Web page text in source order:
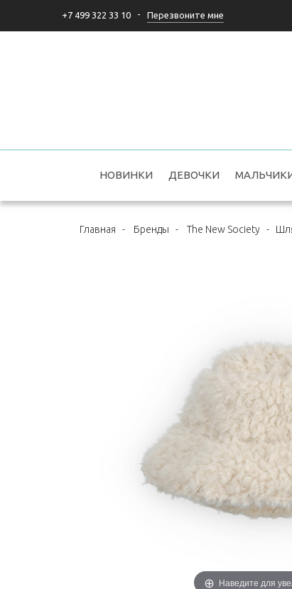
+7 499 322 33 10 - Перезвоните мне
НОВИНКИ ДЕВОЧКИ
Главная - Бренды - The New Society -
Наведите для